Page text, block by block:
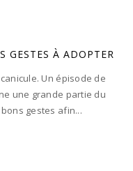
GESTES À ADOPTER
Un épisode de
une grande partie du
gestes afin...